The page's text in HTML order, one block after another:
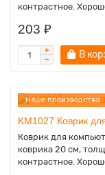
контрастное.
203 ₽
В
Наше производство
KM1027 Коврик
Коврик для
коврика 20 см,
контрастное.